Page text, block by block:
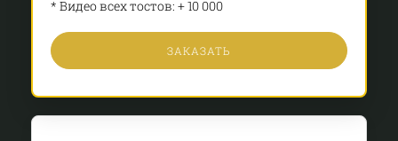
* Видео всех тостов: + 10 000
ЗАКАЗАТЬ